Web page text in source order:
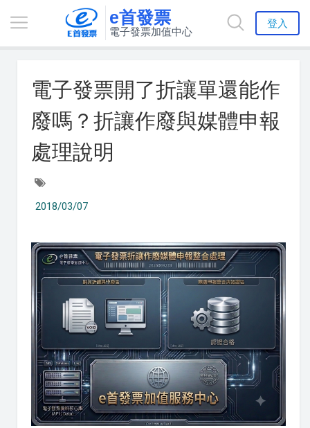
e首發票
電子發票加值中心
登入
電子發票開了折讓單還能作
廢嗎？折讓作廢與媒體申報
處理說明
2018/03/07